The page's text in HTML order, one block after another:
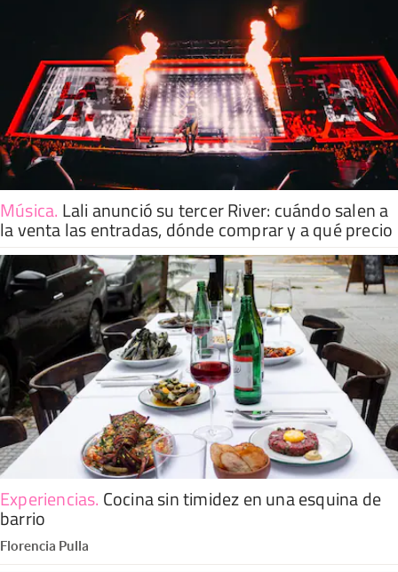
Música. Lali anunció su tercer River: cuándo salen a
la venta las entradas, dónde comprar y a qué precio
Experiencias. Cocina sin timidez en una esquina de
barrio
Florencia Pulla